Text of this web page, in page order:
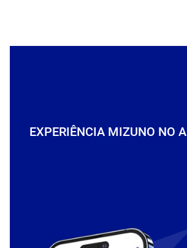
EXPERIÊNCIA MIZUNO NO